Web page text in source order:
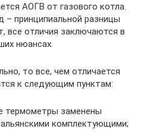
АОГВ от газового котла.
– принципиальной разницы
все отличия заключаются в
нюансах.
то все, чем отличается
к следующим пунктам:
термометры заменены
комплектующими;